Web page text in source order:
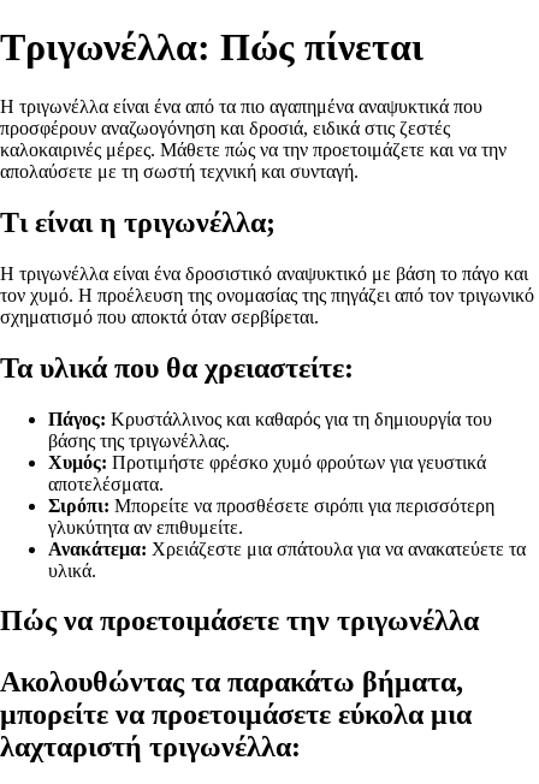
Τριγωνέλλα: Πώς πίνεται
Η τριγωνέλλα είναι ένα από τα πιο αγαπημένα αναψυκτικά που
προσφέρουν αναζωογόνηση και δροσιά, ειδικά στις ζεστές
καλοκαιρινές μέρες. Μάθετε πώς να την προετοιμάζετε και να την
απολαύσετε με τη σωστή τεχνική και συνταγή.
Τι είναι η τριγωνέλλα;
Η τριγωνέλλα είναι ένα δροσιστικό αναψυκτικό με βάση το πάγο και
τον χυμό. Η προέλευση της ονομασίας της πηγάζει από τον τριγωνικό
σχηματισμό που αποκτά όταν σερβίρεται.
Τα υλικά που θα χρειαστείτε:
Πάγος: Κρυστάλλινος και καθαρός για τη δημιουργία του
βάσης της τριγωνέλλας.
Χυμός: Προτιμήστε φρέσκο χυμό φρούτων για γευστικά
αποτελέσματα.
Σιρόπι: Μπορείτε να προσθέσετε σιρόπι για περισσότερη
γλυκύτητα αν επιθυμείτε.
Ανακάτεμα: Χρειάζεστε μια σπάτουλα για να ανακατεύετε τα
υλικά.
Πώς να προετοιμάσετε την τριγωνέλλα
Ακολουθώντας τα παρακάτω βήματα,
μπορείτε να προετοιμάσετε εύκολα μια
λαχταριστή τριγωνέλλα: